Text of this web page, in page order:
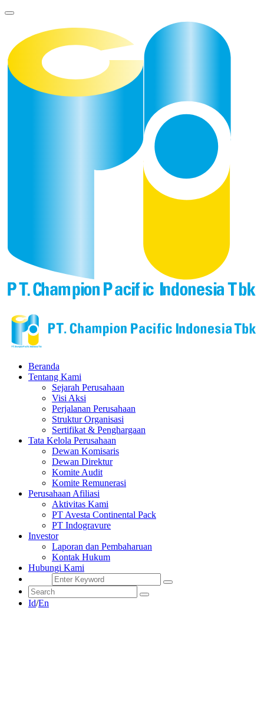
Beranda
Tentang Kami
Sejarah Perusahaan
Visi Aksi
Perjalanan Perusahaan
Struktur Organisasi
Sertifikat & Penghargaan
Tata Kelola Perusahaan
Dewan Komisaris
Dewan Direktur
Komite Audit
Komite Remunerasi
Perusahaan Afiliasi
Aktivitas Kami
PT Avesta Continental Pack
PT Indogravure
Investor
Laporan dan Pembaharuan
Kontak Hukum
Hubungi Kami
Id/En